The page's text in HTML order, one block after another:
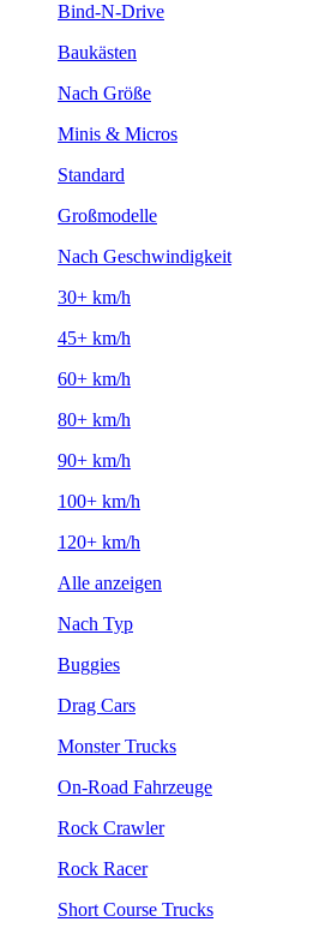
Bind-N-Drive
Baukästen
Nach Größe
Minis & Micros
Standard
Großmodelle
Nach Geschwindigkeit
30+ km/h
45+ km/h
60+ km/h
80+ km/h
90+ km/h
100+ km/h
120+ km/h
Alle anzeigen
Nach Typ
Buggies
Drag Cars
Monster Trucks
On-Road Fahrzeuge
Rock Crawler
Rock Racer
Short Course Trucks